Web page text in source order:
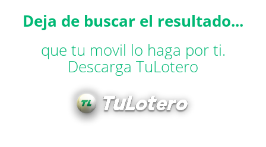
Deja de buscar el resultado...
que tu movil lo haga por ti.
Descarga TuLotero